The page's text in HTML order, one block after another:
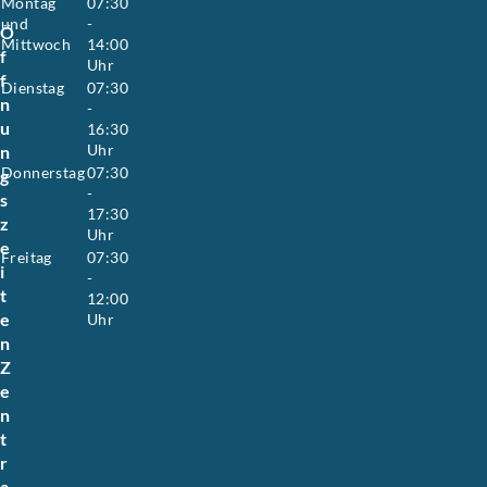
Ö
f
f
n
u
n
g
s
z
e
i
t
e
n
Z
e
n
t
r
und
Mittwoch
-
14:00
Uhr
Dienstag
07:30
-
16:30
Uhr
Donnerstag07:30
-
17:30
Uhr
Freitag
07:30
-
12:00
Uhr